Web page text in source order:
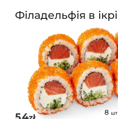
Філадельфія в ікрі
8 шт